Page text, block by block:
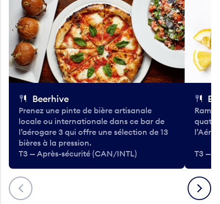
Précédent
Prenez une pinte de bière artisanale
locale ou internationale dans ce bar de
l’aérogare 3 qui offre une sélection de 13
bières à la pression.
T3 — Après-sécurité (CAN/INTL)
Suivant